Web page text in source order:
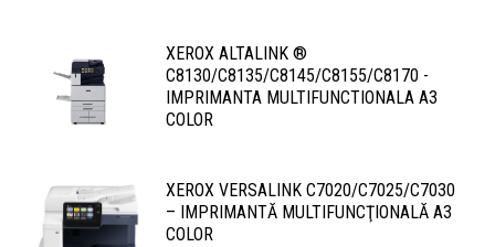
XEROX ALTALINK ®
C8130/C8135/C8145/C8155/C8170 -
IMPRIMANTA MULTIFUNCTIONALA A3
COLOR
XEROX VERSALINK C7020/C7025/C7030
– IMPRIMANTĂ MULTIFUNCŢIONALĂ A3
COLOR